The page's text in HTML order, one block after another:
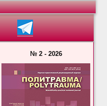
№ 2 - 2026